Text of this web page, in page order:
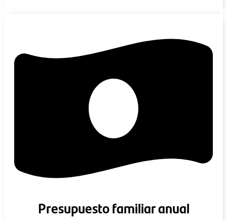
Presupuesto familiar anual